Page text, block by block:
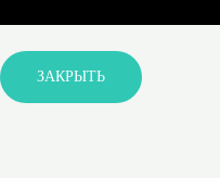
ЗАКРЫТЬ